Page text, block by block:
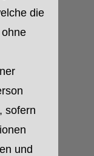
die
sofern
und